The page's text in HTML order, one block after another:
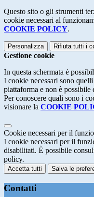
Questo sito o gli strumenti
cookie necessari al
COOKIE POLICY.
Personalizza Rifiuta tutti i
Gestione cookie
In questa schermata è
I cookie necessari sono
piattaforma e non è possibile
Per conoscere quali sono i
visionare la COOKIE
Cookie necessari per il
I cookie necessari per il
disabilitati. È possibile
policy.
Accetta tutti Salva le
Contatti